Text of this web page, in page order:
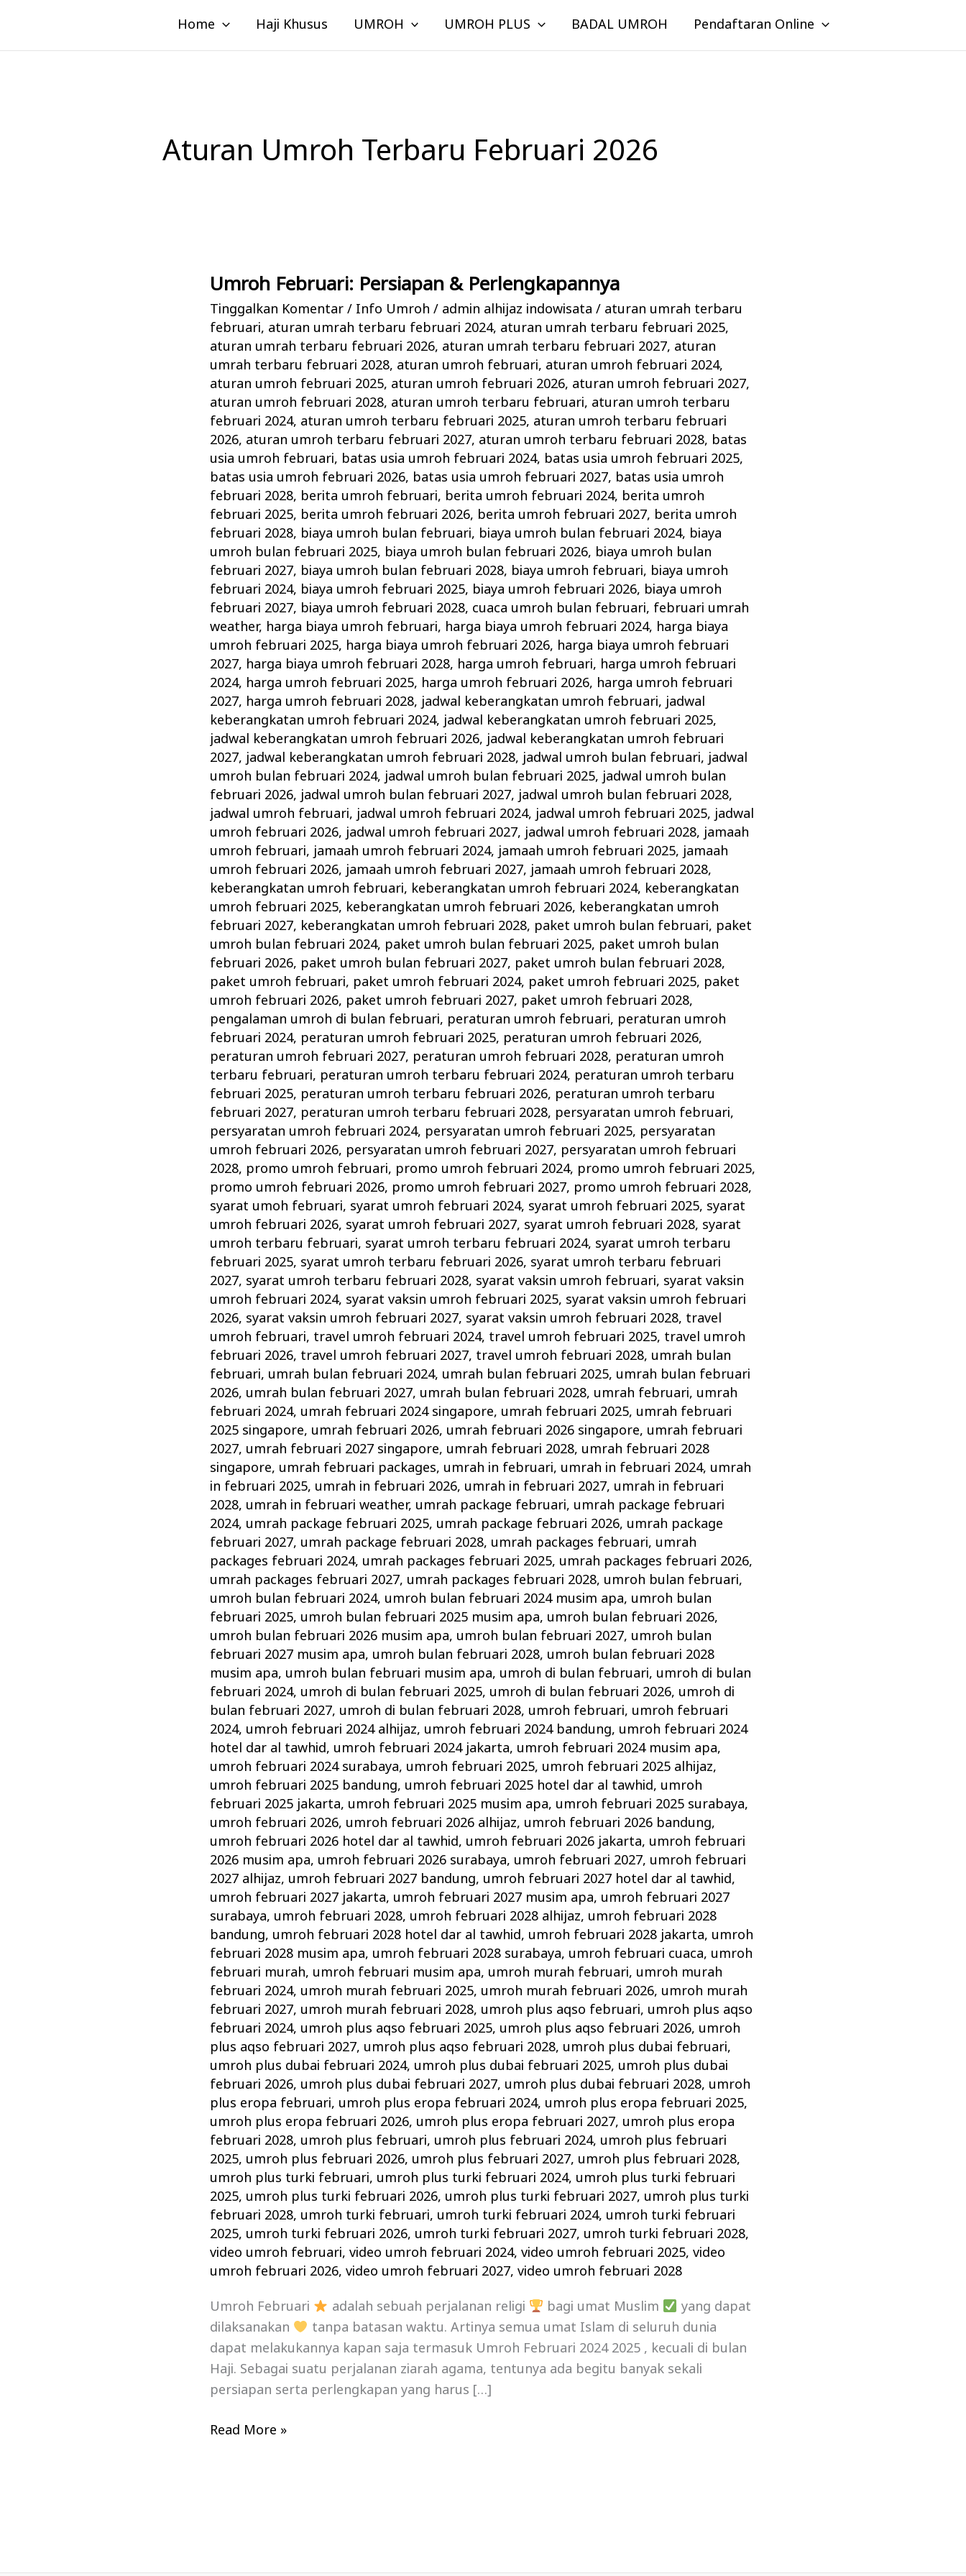
konten
Home Haji Khusus UMROH UMROH PLUS BADAL UMROH Pendaftaran Online
Aturan Umroh Terbaru Februari 2026
Umroh Februari: Persiapan & Perlengkapannya
Tinggalkan Komentar / Info Umroh / admin alhijaz indowisata/ aturan umrah terbaru
februari, aturan umrah terbaru februari 2024, aturan umrah terbaru februari 2025,
aturan umrah terbaru februari 2026, aturan umrah terbaru februari 2027, aturan
umrah terbaru februari 2028, aturan umroh februari, aturan umroh februari 2024,
aturan umroh februari 2025, aturan umroh februari 2026, aturan umroh februari 2027,
aturan umroh februari 2028, aturan umroh terbaru februari, aturan umroh terbaru
februari 2024, aturan umroh terbaru februari 2025, aturan umroh terbaru februari
2026, aturan umroh terbaru februari 2027, aturan umroh terbaru februari 2028, batas
usia umroh februari, batas usia umroh februari 2024, batas usia umroh februari 2025,
batas usia umroh februari 2026, batas usia umroh februari 2027, batas usia umroh
februari 2028, berita umroh februari, berita umroh februari 2024, berita umroh
februari 2025, berita umroh februari 2026, berita umroh februari 2027, berita umroh
februari 2028, biaya umroh bulan februari, biaya umroh bulan februari 2024, biaya
umroh bulan februari 2025, biaya umroh bulan februari 2026, biaya umroh bulan
februari 2027, biaya umroh bulan februari 2028, biaya umroh februari, biaya umroh
februari 2024, biaya umroh februari 2025, biaya umroh februari 2026, biaya umroh
februari 2027, biaya umroh februari 2028, cuaca umroh bulan februari, februari umrah
weather, harga biaya umroh februari, harga biaya umroh februari 2024, harga biaya
umroh februari 2025, harga biaya umroh februari 2026, harga biaya umroh februari
2027, harga biaya umroh februari 2028, harga umroh februari, harga umroh februari
2024, harga umroh februari 2025, harga umroh februari 2026, harga umroh februari
2027, harga umroh februari 2028, jadwal keberangkatan umroh februari, jadwal
keberangkatan umroh februari 2024, jadwal keberangkatan umroh februari 2025,
jadwal keberangkatan umroh februari 2026, jadwal keberangkatan umroh februari
2027, jadwal keberangkatan umroh februari 2028, jadwal umroh bulan februari, jadwal
umroh bulan februari 2024, jadwal umroh bulan februari 2025, jadwal umroh bulan
februari 2026, jadwal umroh bulan februari 2027, jadwal umroh bulan februari 2028,
jadwal umroh februari, jadwal umroh februari 2024, jadwal umroh februari 2025, jadwal
umroh februari 2026, jadwal umroh februari 2027, jadwal umroh februari 2028, jamaah
umroh februari, jamaah umroh februari 2024, jamaah umroh februari 2025, jamaah
umroh februari 2026, jamaah umroh februari 2027, jamaah umroh februari 2028,
keberangkatan umroh februari, keberangkatan umroh februari 2024, keberangkatan
umroh februari 2025, keberangkatan umroh februari 2026, keberangkatan umroh
februari 2027, keberangkatan umroh februari 2028, paket umroh bulan februari, paket
umroh bulan februari 2024, paket umroh bulan februari 2025, paket umroh bulan
februari 2026, paket umroh bulan februari 2027, paket umroh bulan februari 2028,
paket umroh februari, paket umroh februari 2024, paket umroh februari 2025, paket
umroh februari 2026, paket umroh februari 2027, paket umroh februari 2028,
pengalaman umroh di bulan februari, peraturan umroh februari, peraturan umroh
februari 2024, peraturan umroh februari 2025, peraturan umroh februari 2026,
peraturan umroh februari 2027, peraturan umroh februari 2028, peraturan umroh
terbaru februari, peraturan umroh terbaru februari 2024, peraturan umroh terbaru
februari 2025, peraturan umroh terbaru februari 2026, peraturan umroh terbaru
februari 2027, peraturan umroh terbaru februari 2028, persyaratan umroh februari,
persyaratan umroh februari 2024, persyaratan umroh februari 2025, persyaratan
umroh februari 2026, persyaratan umroh februari 2027, persyaratan umroh februari
2028, promo umroh februari, promo umroh februari 2024, promo umroh februari 2025,
promo umroh februari 2026, promo umroh februari 2027, promo umroh februari 2028,
syarat umoh februari, syarat umroh februari 2024, syarat umroh februari 2025, syarat
umroh februari 2026, syarat umroh februari 2027, syarat umroh februari 2028, syarat
umroh terbaru februari, syarat umroh terbaru februari 2024, syarat umroh terbaru
februari 2025, syarat umroh terbaru februari 2026, syarat umroh terbaru februari
2027, syarat umroh terbaru februari 2028, syarat vaksin umroh februari, syarat vaksin
umroh februari 2024, syarat vaksin umroh februari 2025, syarat vaksin umroh februari
2026, syarat vaksin umroh februari 2027, syarat vaksin umroh februari 2028, travel
umroh februari, travel umroh februari 2024, travel umroh februari 2025, travel umroh
februari 2026, travel umroh februari 2027, travel umroh februari 2028, umrah bulan
februari, umrah bulan februari 2024, umrah bulan februari 2025, umrah bulan februari
2026, umrah bulan februari 2027, umrah bulan februari 2028, umrah februari, umrah
februari 2024, umrah februari 2024 singapore, umrah februari 2025, umrah februari
2025 singapore, umrah februari 2026, umrah februari 2026 singapore, umrah februari
2027, umrah februari 2027 singapore, umrah februari 2028, umrah februari 2028
singapore, umrah februari packages, umrah in februari, umrah in februari 2024, umrah
in februari 2025, umrah in februari 2026, umrah in februari 2027, umrah in februari
2028, umrah in februari weather, umrah package februari, umrah package februari
2024, umrah package februari 2025, umrah package februari 2026, umrah package
februari 2027, umrah package februari 2028, umrah packages februari, umrah
packages februari 2024, umrah packages februari 2025, umrah packages februari 2026,
umrah packages februari 2027, umrah packages februari 2028, umroh bulan februari,
umroh bulan februari 2024, umroh bulan februari 2024 musim apa, umroh bulan
februari 2025, umroh bulan februari 2025 musim apa, umroh bulan februari 2026,
umroh bulan februari 2026 musim apa, umroh bulan februari 2027, umroh bulan
februari 2027 musim apa, umroh bulan februari 2028, umroh bulan februari 2028
musim apa, umroh bulan februari musim apa, umroh di bulan februari, umroh di bulan
februari 2024, umroh di bulan februari 2025, umroh di bulan februari 2026, umroh di
bulan februari 2027, umroh di bulan februari 2028, umroh februari, umroh februari
2024, umroh februari 2024 alhijaz, umroh februari 2024 bandung, umroh februari 2024
hotel dar al tawhid, umroh februari 2024 jakarta, umroh februari 2024 musim apa,
umroh februari 2024 surabaya, umroh februari 2025, umroh februari 2025 alhijaz,
umroh februari 2025 bandung, umroh februari 2025 hotel dar al tawhid, umroh
februari 2025 jakarta, umroh februari 2025 musim apa, umroh februari 2025 surabaya,
umroh februari 2026, umroh februari 2026 alhijaz, umroh februari 2026 bandung,
umroh februari 2026 hotel dar al tawhid, umroh februari 2026 jakarta, umroh februari
2026 musim apa, umroh februari 2026 surabaya, umroh februari 2027, umroh februari
2027 alhijaz, umroh februari 2027 bandung, umroh februari 2027 hotel dar al tawhid,
umroh februari 2027 jakarta, umroh februari 2027 musim apa, umroh februari 2027
surabaya, umroh februari 2028, umroh februari 2028 alhijaz, umroh februari 2028
bandung, umroh februari 2028 hotel dar al tawhid, umroh februari 2028 jakarta, umroh
februari 2028 musim apa, umroh februari 2028 surabaya, umroh februari cuaca, umroh
februari murah, umroh februari musim apa, umroh murah februari, umroh murah
februari 2024, umroh murah februari 2025, umroh murah februari 2026, umroh murah
februari 2027, umroh murah februari 2028, umroh plus aqso februari, umroh plus aqso
februari 2024, umroh plus aqso februari 2025, umroh plus aqso februari 2026, umroh
plus aqso februari 2027, umroh plus aqso februari 2028, umroh plus dubai februari,
umroh plus dubai februari 2024, umroh plus dubai februari 2025, umroh plus dubai
februari 2026, umroh plus dubai februari 2027, umroh plus dubai februari 2028, umroh
plus eropa februari, umroh plus eropa februari 2024, umroh plus eropa februari 2025,
umroh plus eropa februari 2026, umroh plus eropa februari 2027, umroh plus eropa
februari 2028, umroh plus februari, umroh plus februari 2024, umroh plus februari
2025, umroh plus februari 2026, umroh plus februari 2027, umroh plus februari 2028,
umroh plus turki februari, umroh plus turki februari 2024, umroh plus turki februari
2025, umroh plus turki februari 2026, umroh plus turki februari 2027, umroh plus turki
februari 2028, umroh turki februari, umroh turki februari 2024, umroh turki februari
2025, umroh turki februari 2026, umroh turki februari 2027, umroh turki februari 2028,
video umroh februari,video umroh februari 2024,video umroh februari 2025,video
umroh februari 2026,video umroh februari 2027,video umroh februari 2028
Umroh Februari adalah sebuah perjalanan religi bagi umat Muslim
yang dapat
dilaksanakan
tanpa batasan waktu. Artinya semua umat Islam di seluruh dunia
dapat melakukannya kapan saja termasuk Umroh Februari 2024 2025 , kecuali di bulan
Haji. Sebagai suatu perjalanan ziarah agama, tentunya ada begitu banyak sekali
persiapan serta perlengkapan yang harus […]
Umroh
Februari:
Persiapan
&
Perlengkapannya
Read More »